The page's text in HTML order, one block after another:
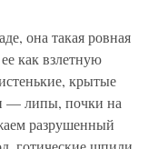
она такая ровная
как взлетную
крытые
— липы, почки на
разрушенный